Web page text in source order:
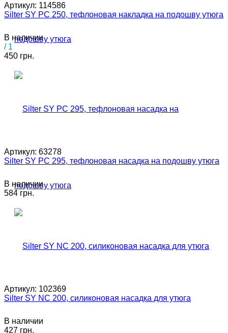
Артикул: 114586
Silter SY PC 250, тефлоновая накладка на подошву утюга
В наличии
/ 1
450 грн.
Артикул: 63278
Silter SY PC 295, тефлоновая насадка на подошву утюга
В наличии
584 грн.
Артикул: 102369
Silter SY NC 200, силиконовая насадка для утюга
В наличии
427 грн.